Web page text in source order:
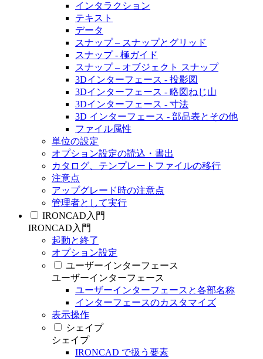
インタラクション
テキスト
データ
スナップ – スナップとグリッド
スナップ - 極ガイド
スナップ – オブジェクト スナップ
3Dインターフェース - 投影図
3Dインターフェース - 略図ねじ山
3Dインターフェース - 寸法
3D インターフェース - 部品表とその他
ファイル属性
単位の設定
オプション設定の読込・書出
カタログ、テンプレートファイルの移行
注意点
アップグレード時の注意点
管理者として実行
IRONCAD入門
IRONCAD入門
起動と終了
オプション設定
ユーザーインターフェース
ユーザーインターフェース
ユーザーインターフェースと各部名称
インターフェースのカスタマイズ
表示操作
シェイプ
シェイプ
IRONCAD で扱う要素